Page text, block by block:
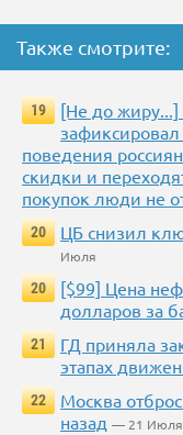
Также смотрите:
19
[Не до
поведения
скидки и
покупок люди не
20
ЦБ снизил
Июля
20
[$99] Цена
долларов за
21
ГД приняла
этапах
22
Москва
назад — 21 Июля